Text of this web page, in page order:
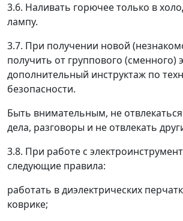
3.6. Наливать горючее только в
лампу.
3.7. При получении новой
получить от группового (сменного)
дополнительный инструктаж по
безопасности.
Быть внимательным, не
дела, разговоры и не отвлекать
3.8. При работе с
следующие правила:
работать в диэлектрических
коврике;